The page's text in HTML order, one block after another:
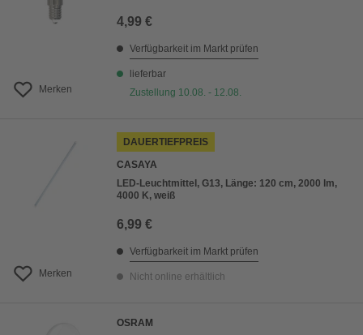
Merken
4,99 €
Verfügbarkeit im Markt prüfen
lieferbar
Zustellung 10.08. - 12.08.
Merken
DAUERTIEFPREIS
CASAYA
LED-Leuchtmittel, G13, Länge: 120 cm, 2000 lm,
4000 K, weiß
6,99 €
Verfügbarkeit im Markt prüfen
Nicht online erhältlich
OSRAM